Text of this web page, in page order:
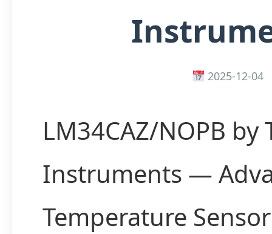
2025-12-04
LM34CAZ/NOPB by
Instruments —
Temperature